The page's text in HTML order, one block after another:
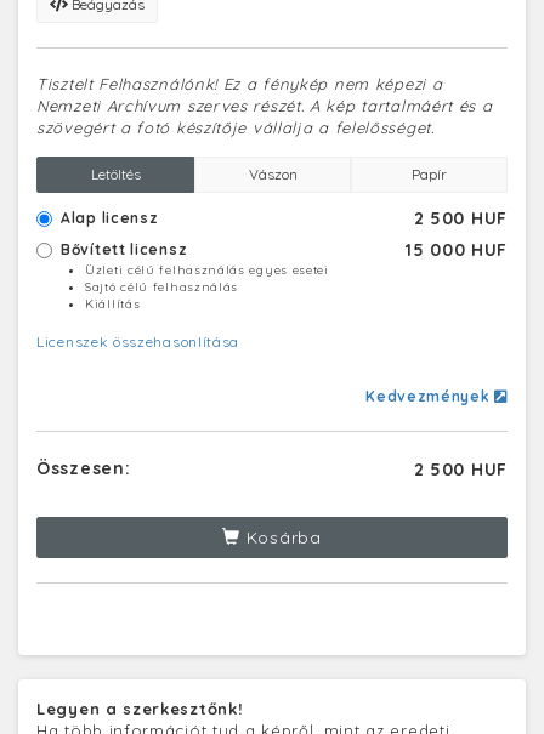
Beágyazás
Tisztelt Felhasználónk! Ez a fénykép nem képezi a
Nemzeti Archívum szerves részét. A kép tartalmáért és a
szövegért a fotó készítője vállalja a felelősséget.
Letöltés Vászon Papír
Alap licensz 2 500 HUF
Bővített licensz 15 000 HUF
Üzleti célú felhasználás egyes esetei
Sajtó célú felhasználás
Kiállítás
Licenszek összehasonlítása
Kedvezmények
Összesen: 2 500 HUF
Kosárba
Legyen a szerkesztőnk!
Ha több információt tud a képről, mint az eredeti